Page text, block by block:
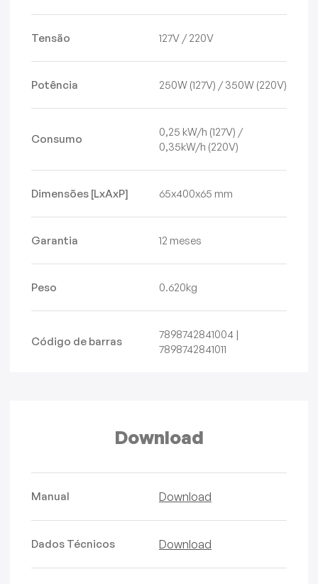
Tensão 127V / 220V
Potência 250W (127V) / 350W (220V)
Consumo
0,25 kW/h (127V) /
0,35kW/h (220V)
Dimensões [LxAxP] 65x400x65 mm
Garantia 12 meses
Peso 0.620kg
Código de barras
7898742841004 |
7898742841011
Download
Manual Download
Dados Técnicos Download